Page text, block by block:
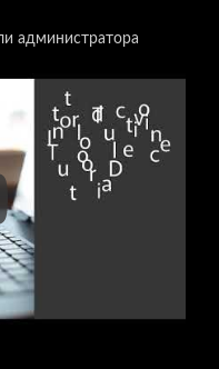
администратора
и объяснение веб-